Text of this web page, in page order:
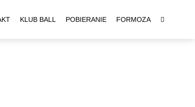
KLUB BALL POBIERANIE FORMOZA